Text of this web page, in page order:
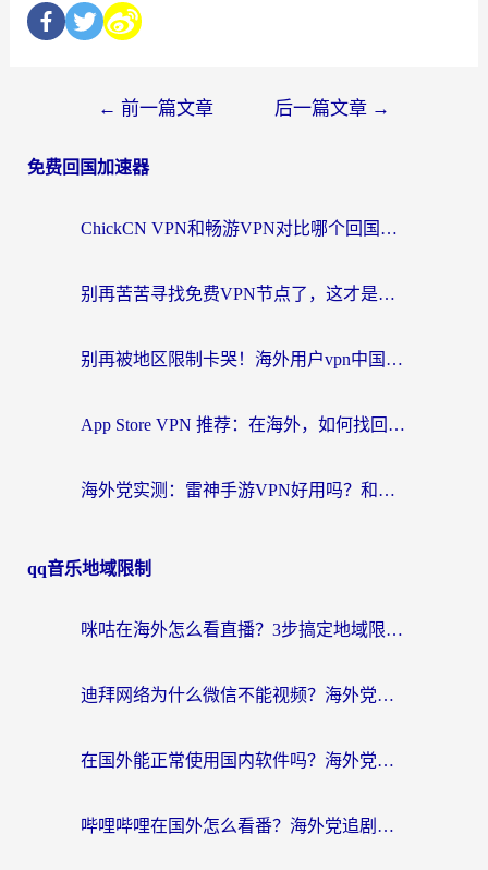
← 前一篇文章 后一篇文章 →
免费回国加速器
ChickCN VPN和畅游VPN对比哪个回国效果更好？海外党必看的回国加速器选择指南
别再苦苦寻找免费VPN节点了，这才是海外访问国内资源的正确姿势
别再被地区限制卡哭！海外用户vpn中国下载全攻略，无缝刷剧办公社交
App Store VPN 推荐：在海外，如何找回那扇回家的“任意门”？
海外党实测：雷神手游VPN好用吗？和闪电VPN对比哪个回国效果更好？附小众工具深度测评
qq音乐地域限制
咪咕在海外怎么看直播？3步搞定地域限制，还能畅看腾讯视频与国内热剧
迪拜网络为什么微信不能视频？海外党必看的回国加速全攻略
在国外能正常使用国内软件吗？海外党亲测有效的无缝访问指南
哔哩哔哩在国外怎么看番？海外党追剧看片的终极解决方案